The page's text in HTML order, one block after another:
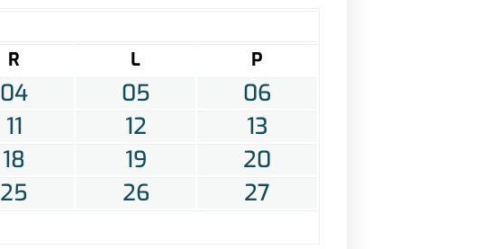
R L P
04 05
06
11 12
13
18 19
20
25 26
27